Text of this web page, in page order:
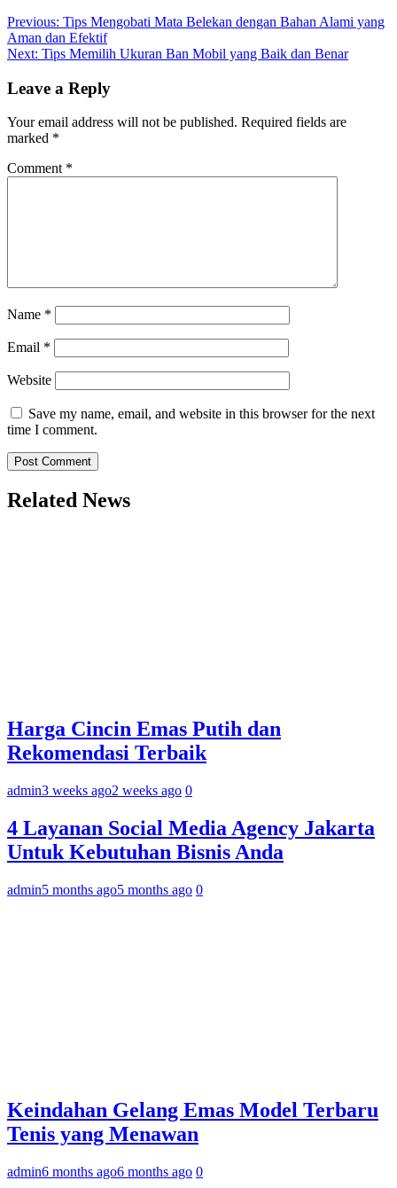
Post
navigation
Previous: Tips Mengobati Mata Belekan dengan Bahan Alami yang
Aman dan Efektif
Next: Tips Memilih Ukuran Ban Mobil yang Baik dan Benar
Leave a Reply
Your email address will not be published. Required fields are
marked *
Comment *
Name *
Email *
Website
Save my name, email, and website in this browser for the next
time I comment.
Related News
Harga Cincin Emas Putih dan
Rekomendasi Terbaik
admin3 weeks ago2 weeks ago 0
4 Layanan Social Media Agency Jakarta
Untuk Kebutuhan Bisnis Anda
admin5 months ago5 months ago 0
Keindahan Gelang Emas Model Terbaru
Tenis yang Menawan
admin6 months ago6 months ago 0